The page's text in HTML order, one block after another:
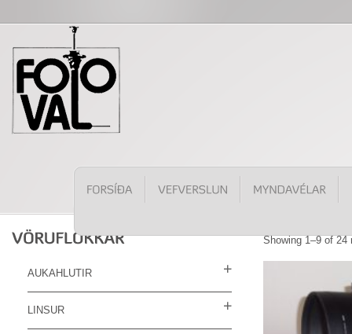
Showing 1–9 of 24
AUKAHLUTIR
LINSUR